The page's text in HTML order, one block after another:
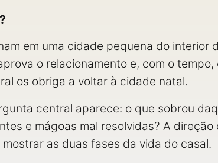
em uma cidade pequena do interior
o relacionamento e, com o
os obriga a voltar à cidade natal.
central aparece: o que sobrou
e mágoas mal resolvidas? A direção
as duas fases da vida do casal.